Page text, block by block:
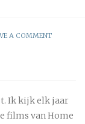
A COMMENT
Ik kijk elk jaar
films van Home